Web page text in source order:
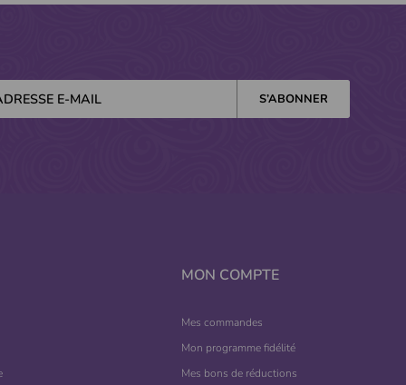
MON COMPTE
Mes commandes
Mon programme fidélité
Mes bons de réductions